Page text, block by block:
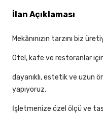
İlan Açıklaması
Mekânınızın tarzını biz
Otel, kafe ve restoranlar
dayanıklı, estetik ve uzun
yapıyoruz.
İşletmenize özel ölçü ve